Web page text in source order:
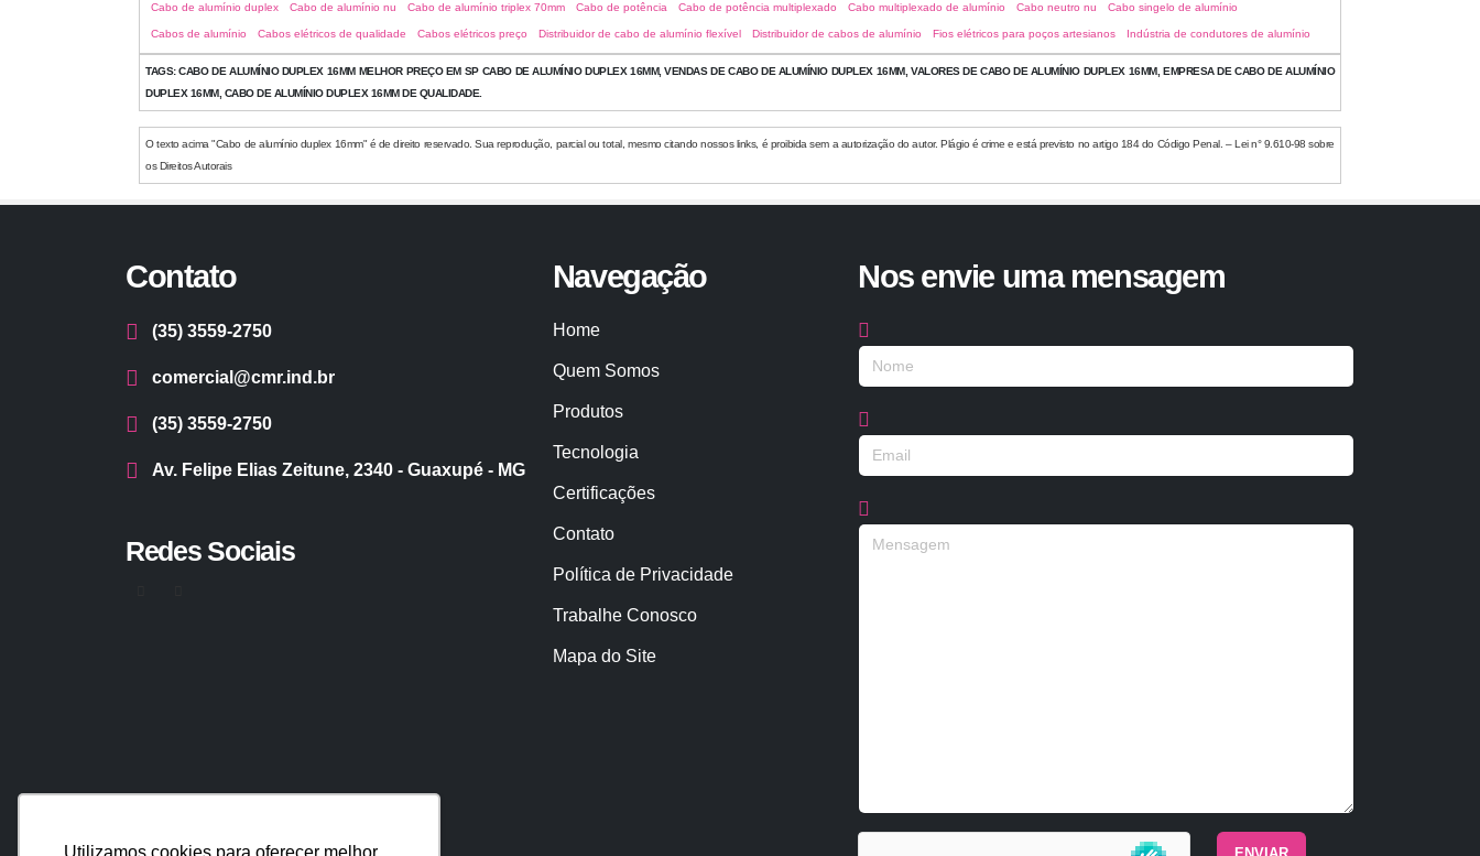
Utilizamos cookies para oferecer melhor
Cabo de alumínio duplex Cabo de alumínio nu Cabo de alumínio triplex 70mm Cabo de potência Cabo de potência multiplexado Cabo multiplexado de alumínio Cabo neutro nu Cabo singelo de alumínio
Cabos de alumínio Cabos elétricos de qualidade Cabos elétricos preço Distribuidor de cabo de alumínio flexível Distribuidor de cabos de alumínio Fios elétricos para poços artesianos Indústria de condutores de alumínio
TAGS:CABO DE ALUMÍNIO DUPLEX 16MM MELHOR PREÇO EM SP CABO DE ALUMÍNIO DUPLEX 16MM, VENDAS DE CABO DE ALUMÍNIO DUPLEX 16MM, VALORES DE CABO DE ALUMÍNIO DUPLEX 16MM, EMPRESA DE CABO DE ALUMÍNIO
DUPLEX 16MM, CABO DE ALUMÍNIO DUPLEX 16MM DE QUALIDADE.
O texto acima "Cabo de alumínio duplex 16mm" é de direito reservado. Sua reprodução, parcial ou total, mesmo citando nossos links, é proibida sem a autorização do autor. Plágio é crime e está previsto no artigo 184 do Código Penal. – Lei n° 9.610-98 sobre
os Direitos Autorais
Contato
(35) 3559-2750
comercial@cmr.ind.br
(35) 3559-2750
Av. Felipe Elias Zeitune, 2340 - Guaxupé - MG
Redes Sociais
Navegação
Home
Quem Somos
Produtos
Tecnologia
Certificações
Contato
Política de Privacidade
Trabalhe Conosco
Mapa do Site
Nos envie uma mensagem